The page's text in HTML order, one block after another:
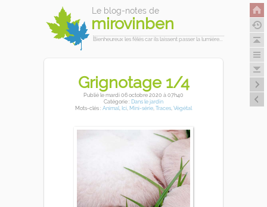
Le blog-notes de
mirovinben
Bienheureux les fêlés car ils laissent passer la lumière...
Grignotage 1/4
Publiéle mardi 06 octobre 2020 à 07h40
Catégorie : Dans le jardin
Mots-clés : Animal Ici Mini-série Traces Végétal